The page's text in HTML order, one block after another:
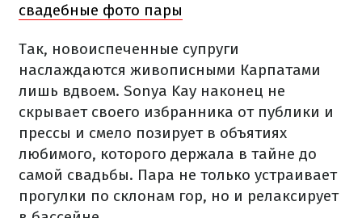
свадебные фото пары
Так, новоиспеченные супруги
наслаждаются живописными Карпатами
лишь вдвоем. Sonya Kay наконец не
скрывает своего избранника от публики и
прессы и смело позирует в объятиях
любимого, которого держала в тайне до
самой свадьбы. Пара не только устраивает
прогулки по склонам гор, но и релаксирует